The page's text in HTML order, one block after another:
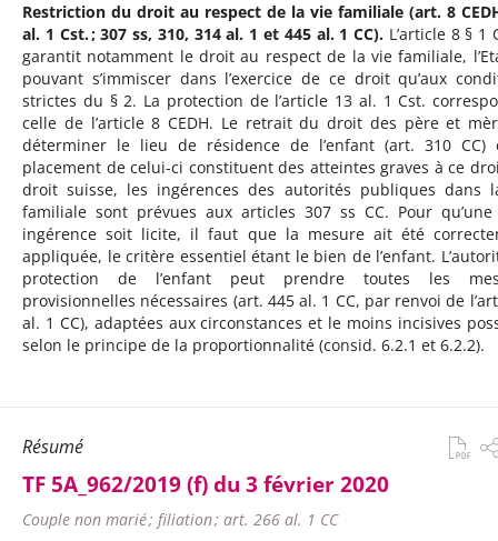
Restriction du droit au respect de la vie familiale (art. 8
al. 1 Cst. ; 307 ss, 310, 314 al. 1 et 445 al. 1 CC). L’article 8 § 1
garantit notamment le droit au respect de la vie familiale,
pouvant s’immiscer dans l’exercice de ce droit qu’aux
strictes du § 2. La protection de l’article 13 al. 1 Cst.
celle de l’article 8 CEDH. Le retrait du droit des père et
déterminer le lieu de résidence de l’enfant (art. 310 CC)
placement de celui-ci constituent des atteintes graves à ce
droit suisse, les ingérences des autorités publiques dans
familiale sont prévues aux articles 307 ss CC. Pour
ingérence soit licite, il faut que la mesure ait été
appliquée, le critère essentiel étant le bien de l’enfant.
protection de l’enfant peut prendre toutes les
provisionnelles nécessaires (art. 445 al. 1 CC, par renvoi de
al. 1 CC), adaptées aux circonstances et le moins incisives
selon le principe de la proportionnalité (consid. 6.2.1 et 6.2.2).
Résumé
TF 5A_962/2019 (f) du 3 février 2020
Couple non marié ; filiation ; art. 266 al. 1 CC